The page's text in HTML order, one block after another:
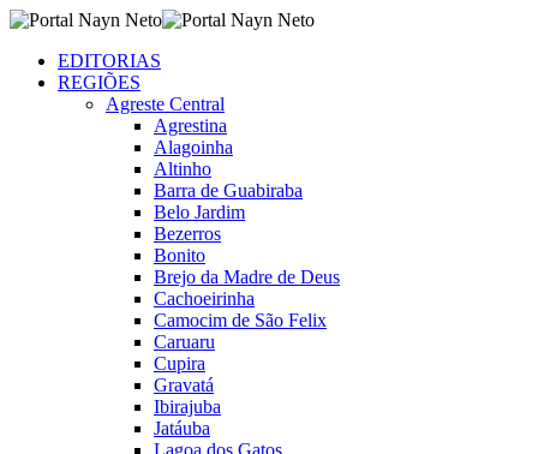
EDITORIAS
REGIÕES
Agreste Central
Agrestina
Alagoinha
Altinho
Barra de Guabiraba
Belo Jardim
Bezerros
Bonito
Brejo da Madre de Deus
Cachoeirinha
Camocim de São Felix
Caruaru
Cupira
Gravatá
Ibirajuba
Jatáuba
Lagoa dos Gatos